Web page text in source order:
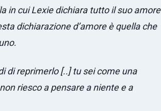
in cui Lexie dichiara tutto il suo amore
dichiarazione d’amore è quella che
di reprimerlo [..] tu sei come una
riesco a pensare a niente e a